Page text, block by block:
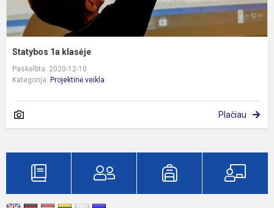
Statybos 1a klasėje
Paskelbta: 2020-12-10
Kategorija: Projektinė veikla
Plačiau